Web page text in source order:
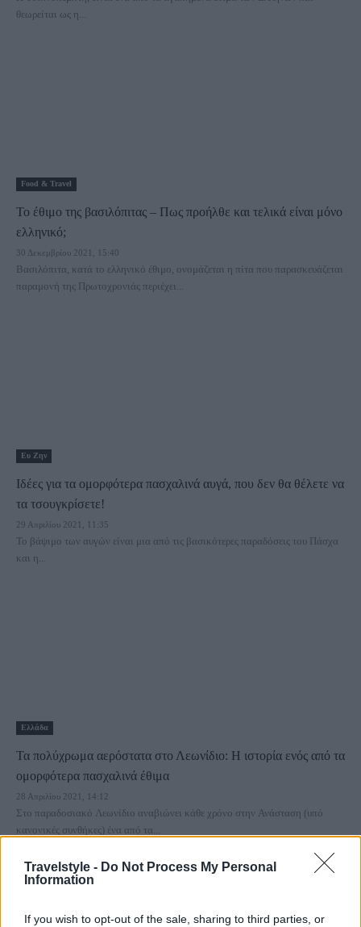
Travelstyle - Do Not Process My Personal
Information
If you wish to opt-out of the sale, sharing to third parties, or
θεωρείται ως η...
Food & Travel
Το έθιμο της βασιλόπιτας – Πως προήλθε και τελικά είναι μόνο
ελληνικό;
30 Δεκεμβρίου 2021, 15:40
Βασιλόπιτα, κατά το ελληνικό έθιμο, ονομάζεται η πίτα που παρασκευάζεται
παραμονή της Πρωτοχρονιάς περιέχει...
Ευ Ζην
Ιδέες για τα ομορφότερα πασχαλινά αυγά, που δεν θα θέλετε να
τα τσουγκρίσετε!
29 Απριλίου 2021, 11:35
Το βάψιμο των αυγών είναι μια από τις βασικότερες παραδόσεις του Πάσχα
και η...
Ελλάδα
Τα πολύχρωμα αερόστατα στο Λεωνίδιο: Η ιστορία ενός από τα
ομορφότερα πασχαλινά έθιμα
28 Απριλίου 2021, 14:12
Στο παραδοσιακό Λεωνίδιο αναβιώνει κάθε χρόνο στην Ανάσταση (υπό
κανονικές συνθήκες) ένα από τα...